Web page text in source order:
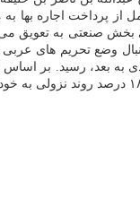
از پرداخت اجاره